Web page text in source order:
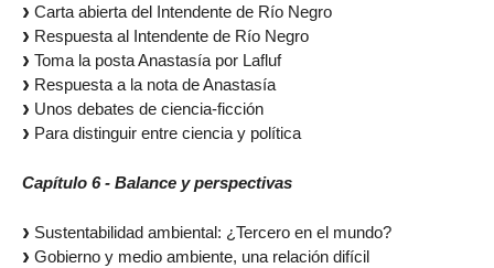
Carta abierta del Intendente de Río Negro
Respuesta al Intendente de Río Negro
Toma la posta Anastasía por Lafluf
Respuesta a la nota de Anastasía
Unos debates de ciencia-ficción
Para distinguir entre ciencia y política
Capítulo 6 - Balance y perspectivas
Sustentabilidad ambiental: ¿Tercero en el mundo?
Gobierno y medio ambiente, una relación difícil